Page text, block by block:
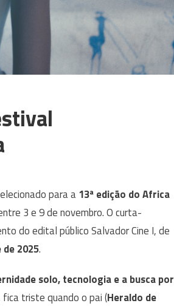
para a13ª edição do Africa
3 e 9 de novembro. O curta-
do edital público Salvador Cine I, de
2025.
solo, tecnologia e a busca por
triste quando o pai (Heraldo de